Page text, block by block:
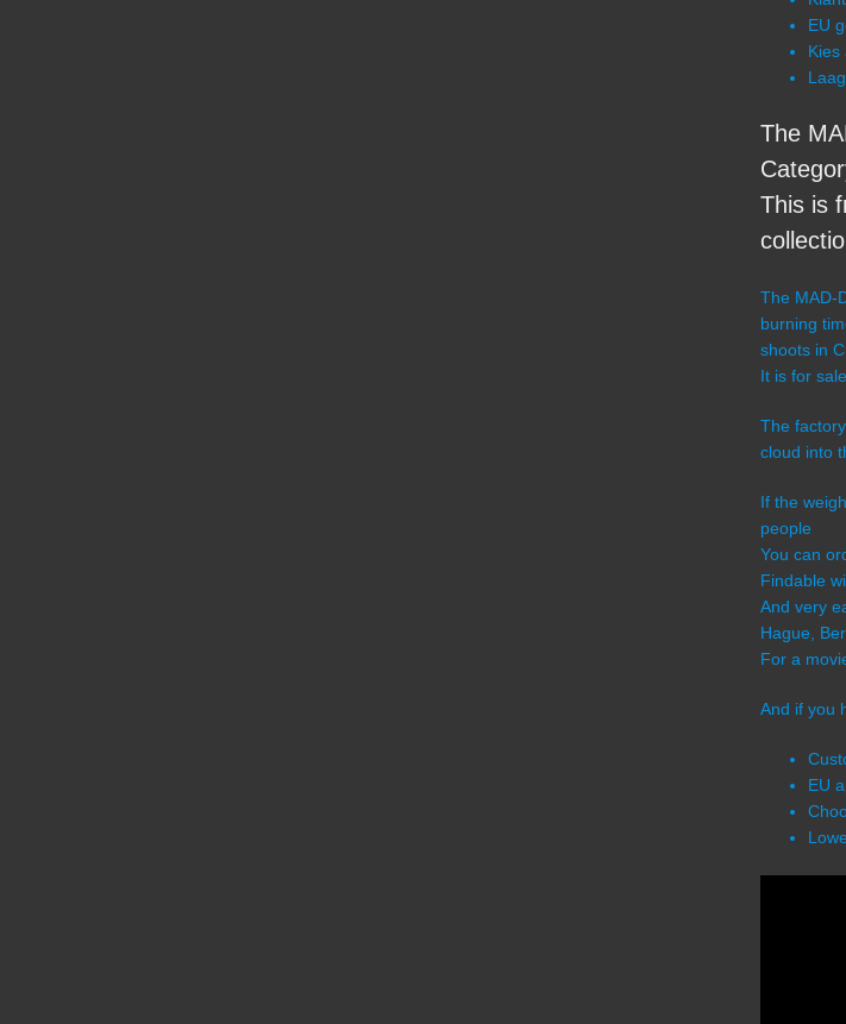
EU
Kies
The
This is
The MAD-
burning
shoots in
It is for
The
cloud into
If the
people
You can
Findable
And very
Hague,
For a
And if you
EU